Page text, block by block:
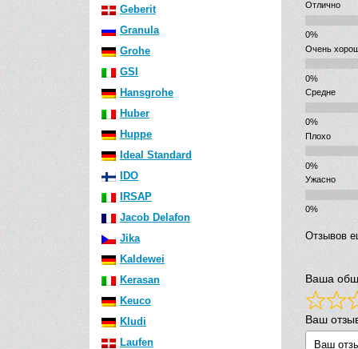
Geberit
Granula
Grohe
GSI
Hansgrohe
Huber
Huppe
Ideal Standard
IDO
IRSAP
Jacob Delafon
Jika
Kaldewei
Kerasan
Keuco
Kludi
Laufen
Отлично
Очень
Средне
Плохо
Ужасно
Отзывов
Ваша
Ваш